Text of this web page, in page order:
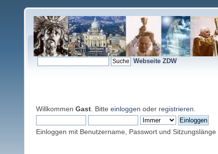
Webseite ZDW
Willkommen Gast . Bitte einloggen oder registrieren
Einloggen mit Benutzername, Passwort und Sitzungslänge